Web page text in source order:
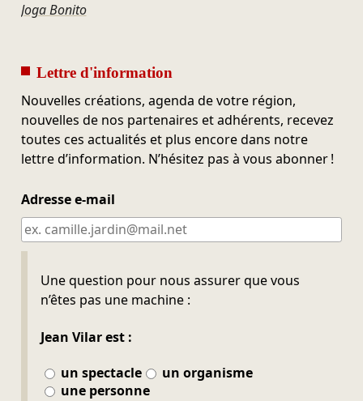
Joga Bonito
Lettre d'information
Nouvelles créations, agenda de votre région,
nouvelles de nos partenaires et adhérents, recevez
toutes ces actualités et plus encore dans notre
lettre d’information. N’hésitez pas à vous abonner !
Adresse e-mail
Une question pour nous assurer que vous
n’êtes pas une machine :
Jean Vilar est :
un spectacle
un organisme
une personne
Ne pas remplir